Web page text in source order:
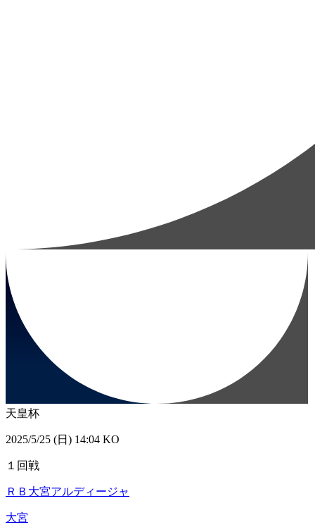
天皇杯
2025/5/25 (日) 14:04 KO
１回戦
ＲＢ大宮アルディージャ
大宮